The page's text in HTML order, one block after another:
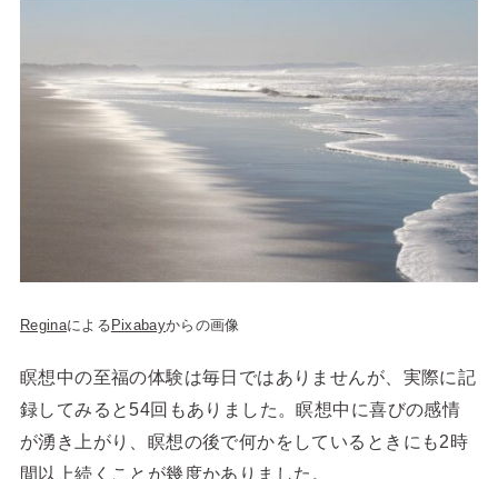
Reginaによる Pixabayからの画像
瞑想中の至福の体験は毎日ではありませんが、実際に記
録してみると54回もありました。瞑想中に喜びの感情
が湧き上がり、瞑想の後で何かをしているときにも2時
間以上続くことが幾度かありました。